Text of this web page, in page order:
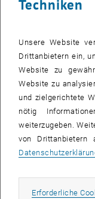
Ort der Vorlesung bis
Buch zur Vorlesung
Dieses können Sie im
.pdf herunterladen.
ich sehr dankbar,
Zusätzlich
ein.pdf, öffnet eine
zur in der
Fragestunde
Techniken
Unsere Website
Drittanbietern ein,
Website zu
Website zu
und zielgerichtete
nötig
weiterzugeben.
von
Erforderliche